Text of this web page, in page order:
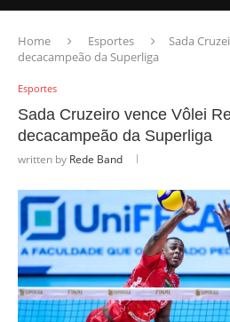
Home Esportes
Sada
decacampeão da Superliga
Esportes
Sada Cruzeiro vence Vôlei
decacampeão da Superliga
written by Rede Band